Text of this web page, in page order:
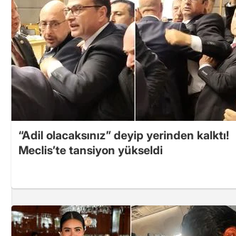
“Adil olacaksınız” deyip yerinden kalktı!
Meclis’te tansiyon yükseldi